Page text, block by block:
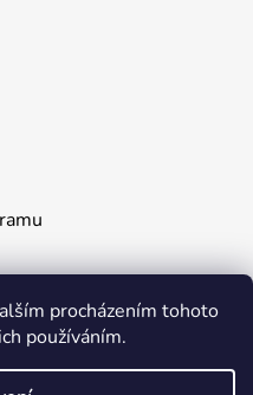
procházením tohoto
používáním.
Všechny naše produkty
údajů